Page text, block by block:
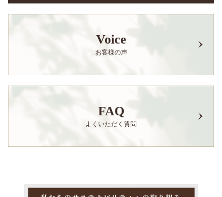
Voice
お客様の声
FAQ
よくいただく質問